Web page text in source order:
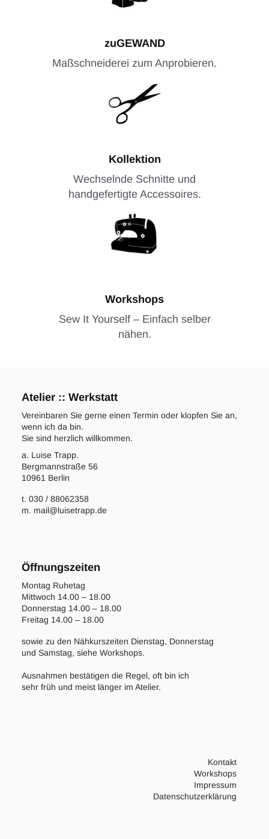
zuGEWAND
Maßschneiderei zum Anprobieren.
Kollektion
Wechselnde Schnitte und
handgefertigte Accessoires.
Workshops
Sew It Yourself – Einfach selber
nähen.
Atelier :: Werkstatt
Vereinbaren Sie gerne einen Termin oder klopfen Sie an,
wenn ich da bin.
Sie sind herzlich willkommen.
a. Luise Trapp.
Bergmannstraße 56
10961 Berlin
t. 030 / 88062358
m. mail@luisetrapp.de
Öffnungszeiten
Montag Ruhetag
Mittwoch 14.00 – 18.00
Donnerstag 14.00 – 18.00
Freitag 14.00 – 18.00
sowie zu den Nähkurszeiten Dienstag, Donnerstag
und Samstag, siehe Workshops.
Ausnahmen bestätigen die Regel, oft bin ich
sehr früh und meist länger im Atelier.
Kontakt
Workshops
Impressum
Datenschutzerklärung